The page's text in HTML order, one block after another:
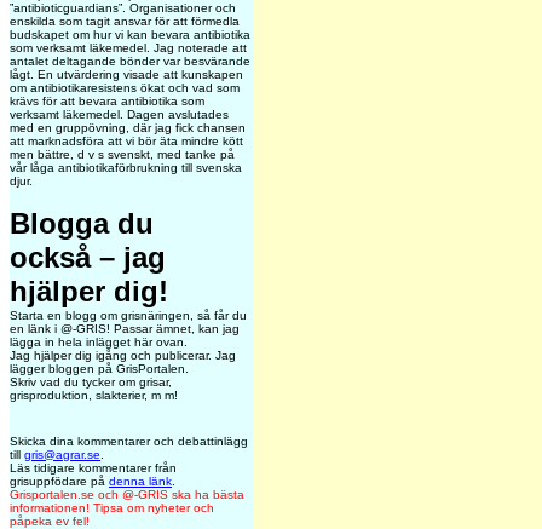
”antibioticguardians”. Organisationer och
enskilda som tagit ansvar för att förmedla
budskapet om hur vi kan bevara antibiotika
som verksamt läkemedel. Jag noterade att
antalet deltagande bönder var besvärande
lågt. En utvärdering visade att kunskapen
om antibiotikaresistens ökat och vad som
krävs för att bevara antibiotika som
verksamt läkemedel. Dagen avslutades
med en gruppövning, där jag fick chansen
att marknadsföra att vi bör äta mindre kött
men bättre, d v s svenskt, med tanke på
vår låga antibiotikaförbrukning till svenska
djur.
Blogga du
också – jag
hjälper dig!
Starta en blogg om grisnäringen, så får du
en länk i @-GRIS! Passar ämnet, kan jag
lägga in hela inlägget här ovan.
Jag hjälper dig igång och publicerar. Jag
lägger bloggen på GrisPortalen.
Skriv vad du tycker om grisar,
grisproduktion, slakterier, m m!
Skicka dina kommentarer och debattinlägg
till gris@agrar.se
Läs tidigare kommentarer från
grisuppfödare på denna länk
Grisportalen.se och @-GRIS ska ha bästa
informationen! Tipsa om nyheter och
påpeka ev fel!